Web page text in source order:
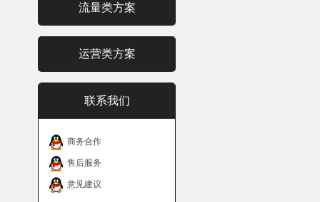
流量类方案
运营类方案
联系我们
商务合作
售后服务
意见建议